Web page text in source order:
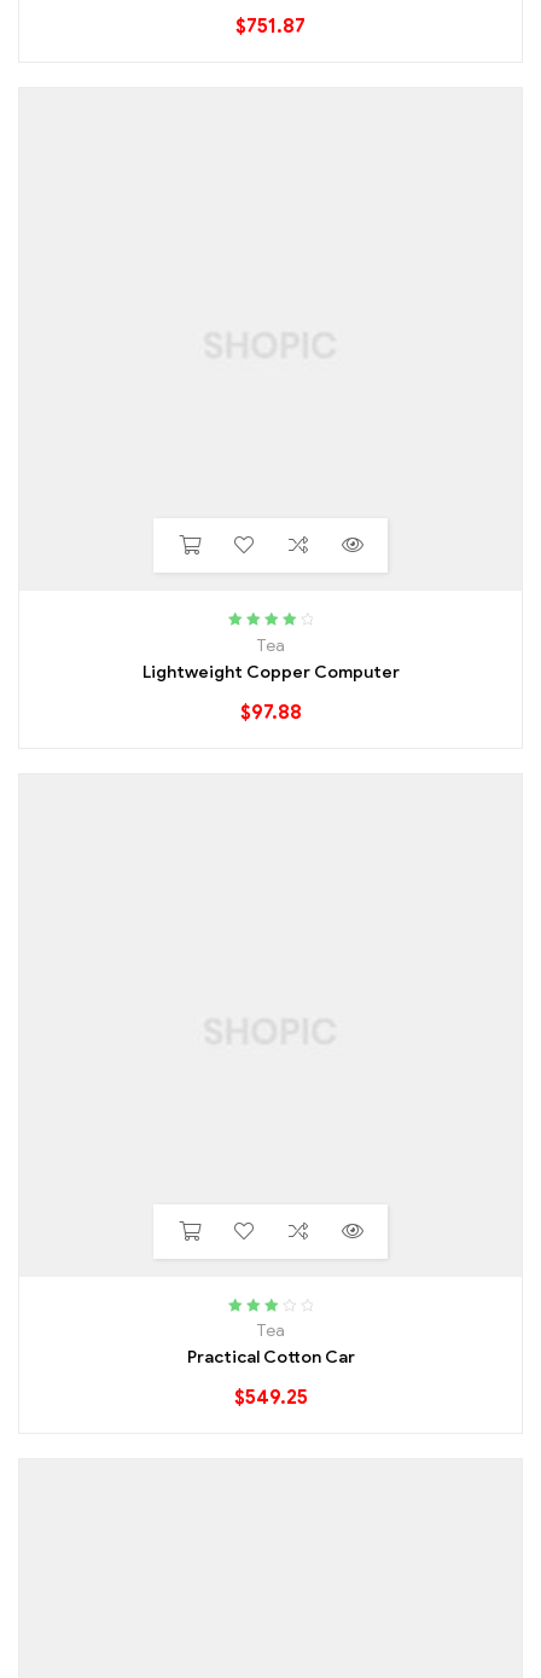
$751.87
RatedTea
Lightweight Copper Computer
$97.88
Rated
of 5
Tea
Practical Cotton Car
$549.25